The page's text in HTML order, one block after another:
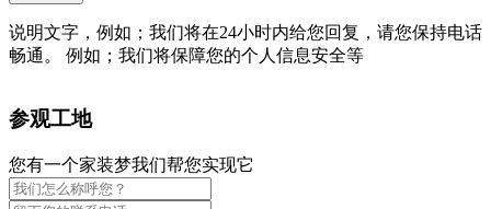
说明文字，例如；我们将在24小时内给您回复，请您保持电话
畅通。 例如；我们将保障您的个人信息安全等
参观工地
您有一个家装梦我们帮您实现它